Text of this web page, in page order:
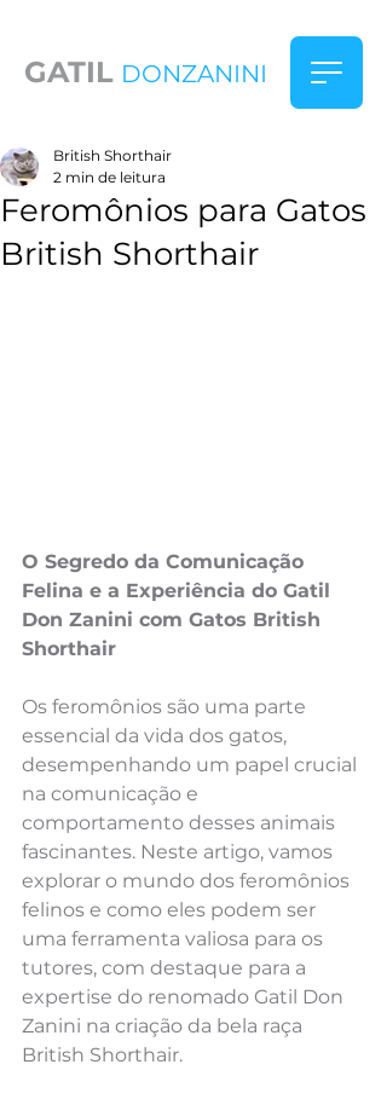
GATIL DONZANINI
Feromônios para Gatos
British Shorthair
British Shorthair
2 min de leitura
O Segredo da Comunicação
Felina e a Experiência do Gatil
Don Zanini com Gatos British
Shorthair
Os feromônios são uma parte
essencial da vida dos gatos,
desempenhando um papel crucial
na comunicação e
comportamento desses animais
fascinantes. Neste artigo, vamos
explorar o mundo dos feromônios
felinos e como eles podem ser
uma ferramenta valiosa para os
tutores, com destaque para a
expertise do renomado Gatil Don
Zanini na criação da bela raça
British Shorthair.